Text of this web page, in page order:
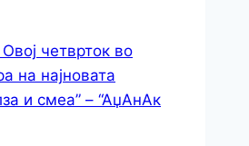
Овoј четврток во
на најновата
и смеа” – “АџАнАк